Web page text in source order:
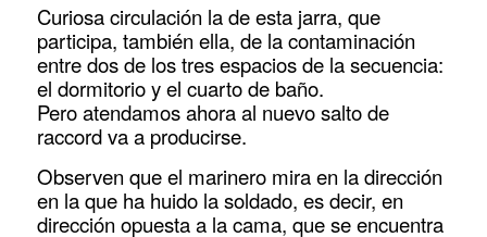
Curiosa circulación la de esta jarra, que
participa, también ella, de la contaminación
entre dos de los tres espacios de la secuencia:
el dormitorio y el cuarto de baño.
Pero atendamos ahora al nuevo salto de
raccord va a producirse.
Observen que el marinero mira en la dirección
en la que ha huido la soldado, es decir, en
dirección opuesta a la cama, que se encuentra